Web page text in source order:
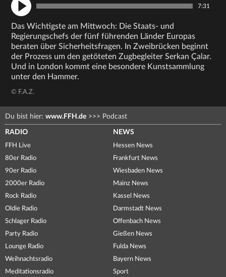
7:31
Das Wichtigste am Mittwoch: Die Staats- und
Regierungschefs der fünf führenden Länder Europas
beraten über Sicherheitsfragen. In Zweibrücken beginnt
der Prozess um den getöteten Zugbegleiter Serkan Çalar.
Und in London kommt eine besondere Kunstsammlung
unter den Hammer.
© F.A.Z.
Du bist hier: www.FFH.de >>> Podcast
RADIO
FFH Live
80er Radio
90er Radio
2000er Radio
Rock Radio
Oldie Radio
Schlager Radio
Party Radio
Lounge Radio
Weihnachtsradio
Meditationsradio
NEWS
Hessen News
Frankfurt News
Wiesbaden News
Mainz News
Kassel News
Darmstadt News
Offenbach News
Gießen News
Fulda News
Bayern News
Sport